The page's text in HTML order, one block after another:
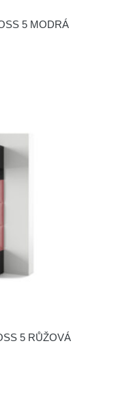
5 MODRÁ
5 RŮŽOVÁ